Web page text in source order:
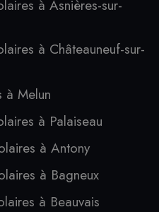
à Asnières-sur-
à Châteauneuf-sur-
à Melun
à Palaiseau
à Antony
à Bagneux
à Beauvais